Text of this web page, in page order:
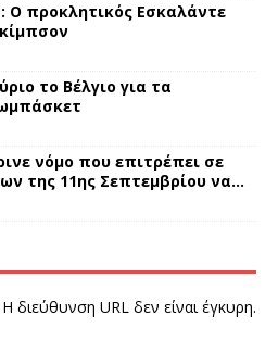
Ο προκλητικός Εσκαλάντε
το Βέλγιο για τα
νόμο που επιτρέπει σε
της 11ης Σεπτεμβρίου να…
διεύθυνση URL δεν είναι έγκυρη.